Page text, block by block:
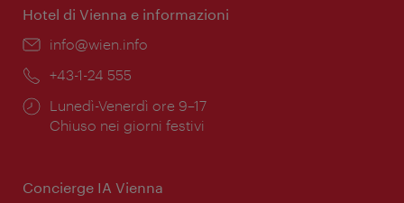
Hotel di Vienna e informazioni
Email:
info@wien.info
Telefono:
+43-1-24 555
Orari
di
Lunedì-Venerdì ore 9–17
Chiuso nei giorni festivi
Concierge IA Vienna